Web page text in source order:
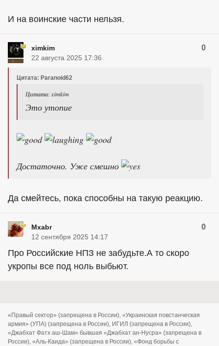
И на воинские части нельзя.
ximkim 0
22 августа 2025 17:36
Цитата: Paranoid62
Цитата: ximkim
Это утопие
Достаточно. Уже смешно
Да смейтесь, пока способны на такую реакцию.
Mxabr 0
12 сентября 2025 14:17
Про Российские НПЗ не забудьте.А то скоро
укропы все под ноль выбьют.
«Правый сектор» (запрещена в России), «Украинская повстанческая
армия» (УПА) (запрещена в России), ИГИЛ (запрещена в России),
«Джабхат Фатх аш-Шам» бывшая «Джабхат ан-Нусра» (запрещена в
России), «Аль-Каида» (запрещена в России), «Фонд борьбы с